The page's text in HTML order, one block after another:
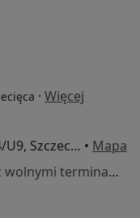
· Więcej
Eugeniusza Kwiatkowskiego 14/U9, Szczecin • Mapa
Brak dostępnych specjalistów z wolnymi terminami w tym centrum medycznym.